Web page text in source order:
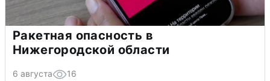
Ракетная опасность в
Нижегородской области
6 августа 16